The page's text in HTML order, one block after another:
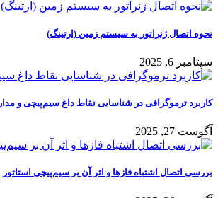
نحوه اتصال ژنراتور به سیستم زمین (ارتینگ)
سپتامبر 6, 2025
کاربرد ترموگرافی در شناسایی نقاط داغ سیم‌پیچی و مدار
آگوست 27, 2025
بررسی اتصال اشتباه فازها و اثر آن بر سیم‌پیچی استاتور